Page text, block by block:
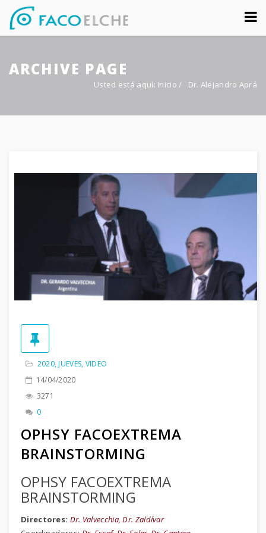
Sobre nosotros
Congreso
Contacto
ARCHIVE PAGE
Usted está aquí: Inicio / Dr. Alejandro Aprá
2020,JUEVES, VIDEO
14/04/2020
3271
0
OPHSY FACOEXTREMA
BRAINSTORMING
OPHSY FACOEXTREMA
BRAINSTORMING
Directores: Dr. Valvecchia, Dr. Zaldívar